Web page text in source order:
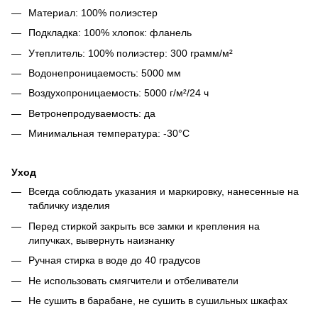
Материал: 100% полиэстер
Подкладка: 100% хлопок: фланель
Утеплитель: 100% полиэстер: 300 грамм/м²
Водонепроницаемость: 5000 мм
Воздухопроницаемость: 5000 г/м²/24 ч
Ветронепродуваемость: да
Минимальная температура: -30°C
Уход
Всегда соблюдать указания и маркировку, нанесенные на
табличку изделия
Перед стиркой закрыть все замки и крепления на
липучках, вывернуть наизнанку
Ручная стирка в воде до 40 градусов
Не использовать смягчители и отбеливатели
Не сушить в барабане, не сушить в сушильных шкафах